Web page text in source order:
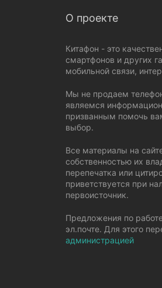
О проекте
Китафон - это
смартфонов и других
мобильной связи,
Мы не продаем
являемся
призванным помочь
выбор.
Все материалы на
собственностью их
перепечатка или
приветствуется при
первоисточник.
Предложения по
эл.почте. Для этого
администрацией